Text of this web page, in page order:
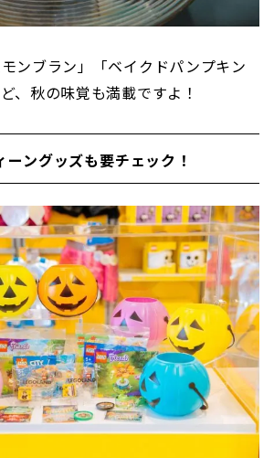
モンブラン」「ベイクドパンプキン
、秋の味覚も満載ですよ！
ーングッズも要チェック！